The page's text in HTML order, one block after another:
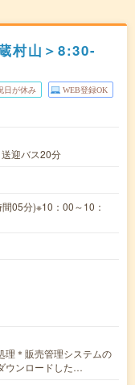
村山＞8:30-
日が休み WEB登録OK
迎バス20分
05分)※10：00～10：
理＊販売管理システムの
ウンロードした…